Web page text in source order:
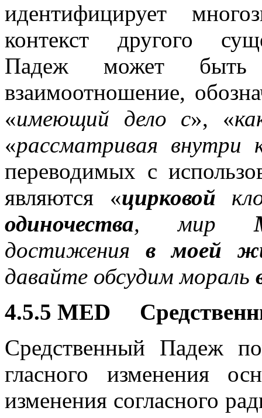
идентифицирует
контекст другого
Падеж может быть
взаимоотношение,
«имеющий дело с», «
«рассматривая внутри
переводимых с
являются «цирковой
одиночества, мир
достижения в моей
давайте обсудим мораль
4.5.5 MED
Средственный Падеж
гласного изменения
изменения согласного